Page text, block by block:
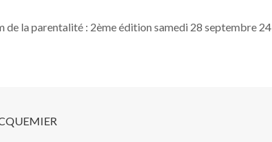
de la parentalité : 2ème édition samedi 28 septembre 24